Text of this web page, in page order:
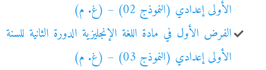
الأولى إعدادي (النموذج 02) – (غ. م)
الفرض الأول في مادة اللغة الإنجليزية الدورة الثانية للسنة
الأولى إعدادي (النموذج 03) – (غ. م)